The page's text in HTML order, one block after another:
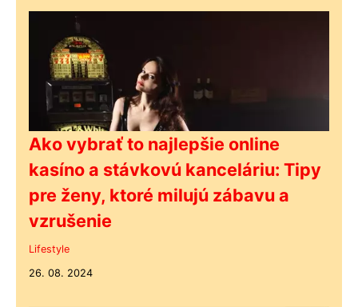
Ako vybrať to najlepšie online
kasíno a stávkovú kanceláriu: Tipy
pre ženy, ktoré milujú zábavu a
vzrušenie
Lifestyle
26. 08. 2024